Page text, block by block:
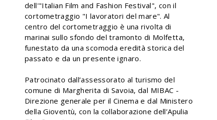
dell'"Italian Film and Fashion Festival", con il
cortometraggio "I lavoratori del mare". Al
centro del cortometraggio è una rivolta di
marinai sullo sfondo del tramonto di Molfetta,
funestato da una scomoda eredità storica del
passato e da un presente ignaro.
Patrocinato dall’assessorato al turismo del
comune di Margherita di Savoia, dal MIBAC -
Direzione generale per il Cinema e dal Ministero
della Gioventù, con la collaborazione dell’Apulia